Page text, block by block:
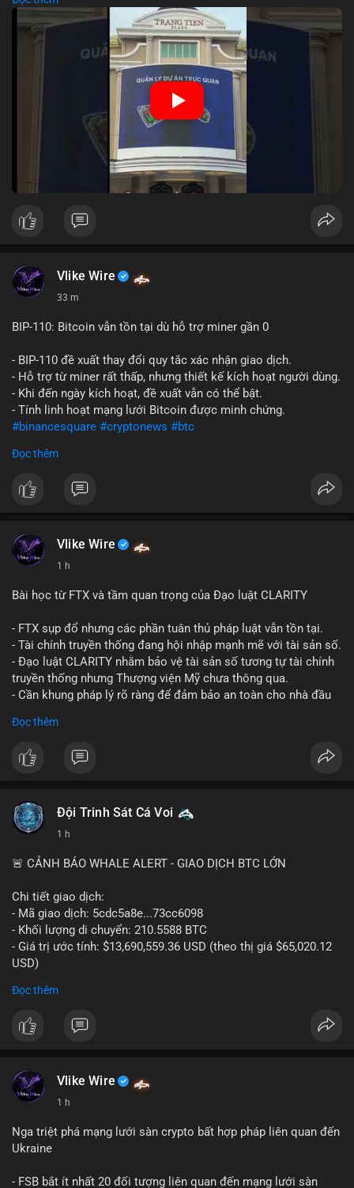
lớn hàng ngày, giúp tăng cường nhận diện thương hiệu
MEEY_CRM. Mô hình này kết hợp công nghệ LED với việc đặt
sản tại điểm giao thông quan trọng.
🎥 Xem video trực tiếp tại:
Vlike Wire
33 m
BIP-110: Bitcoin vẫn tồn tại dù hỗ trợ miner gần 0
- BIP-110 đề xuất thay đổi quy tắc xác nhận giao dịch.
- Hỗ trợ từ miner rất thấp, nhưng thiết kế kích hoạt người dùng.
- Khi đến ngày kích hoạt, đề xuất vẫn có thể bật.
- Tính linh hoạt mạng lưới Bitcoin được minh chứng.
#binancesquare #cryptonews #btc
$btc
#vlikevn #titanbot
Đọc thêm
Vlike Wire
1 h
Bài học từ FTX và tầm quan trọng của Đạo luật CLARITY
- FTX sụp đổ nhưng các phần tuân thủ pháp luật vẫn tồn tại.
- Tài chính truyền thống đang hội nhập mạnh mẽ với tài sản số.
- Đạo luật CLARITY nhằm bảo vệ tài sản số tương tự tài chính
truyền thống nhưng Thượng viện Mỹ chưa thông qua.
- Cần khung pháp lý rõ ràng để đảm bảo an toàn cho nhà đầu
$btc $eth
#vlikevn #titanbot
Đọc thêm
Đội Trinh Sát Cá Voi
1 h
🚨 CẢNH BÁO WHALE ALERT - GIAO DỊCH BTC LỚN
Chi tiết giao dịch:
- Mã giao dịch: 5cdc5a8e...73cc6098
- Khối lượng di chuyển: 210.5588 BTC
- Giá trị ước tính: $13,690,559.36 USD (theo thị giá $65,020.12
USD)
(ví dụ: chuyển dịch lượng lớn coin, gom hàng ví lạnh, áp lực
bán tiềm năng...) và tác động tâm lý thị trường.
Hashtags: Tự trích xuất 3-5 hashtag ĐỘC NHẤT từ nội dung
hiện trong bài (khối lượng BTC, hành vi cá voi, loại ví, mức giá
USD). TUYỆT ĐỐI KHÔNG lặp lại các hashtag chung chung
#cryptonews,#vlikesignals. Mỗi bài viết phải có bộ hashtag
Đọc thêm
Vlike Wire
1 h
Nga triệt phá mạng lưới sàn crypto bất hợp pháp liên quan đến
Ukraine
- FSB bắt ít nhất 20 đối tượng liên quan đến mạng lưới sàn